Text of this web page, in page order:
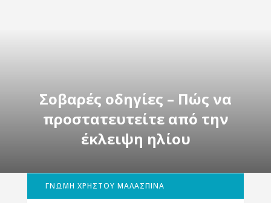
Σοβαρές οδηγίες – Πώς να
προστατευτείτε από την
έκλειψη ηλίου
ΓΝΩΜΗ ΧΡΗΣΤΟΥ ΜΑΛΑΣΠΙΝΑ